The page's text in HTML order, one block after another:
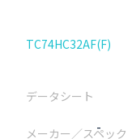
TC74HC32AF(F)
-